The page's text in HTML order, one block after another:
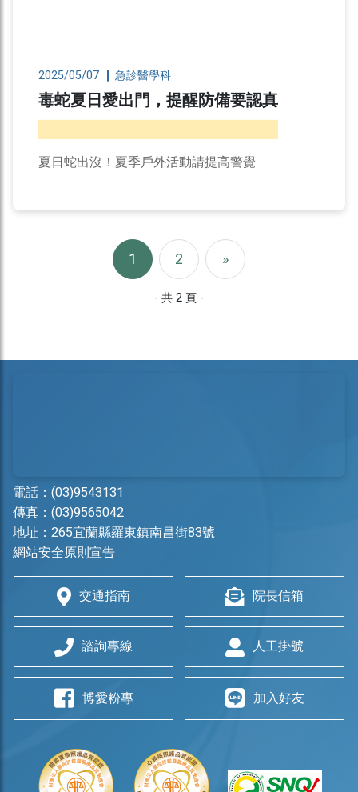
2025/05/07 急診醫學科
毒蛇夏日愛出門，提醒防備要認真
夏日蛇出沒！夏季戶外活動請提高警覺
1 2 »
- 共 2 頁 -
電話： (03)9543131
傳真：(03)9565042
地址： 265宜蘭縣羅東鎮南昌街83號
網站安全原則宣告
交通指南 院長信箱
諮詢專線 人工掛號
博愛粉專 加入好友